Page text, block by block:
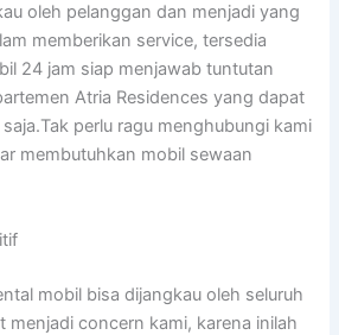
oleh pelanggan dan menjadi yang
memberikan service, tersedia
24 jam siap menjawab tuntutan
Atria Residences yang dapat
perlu ragu menghubungi kami
membutuhkan mobil sewaan
mobil bisa dijangkau oleh seluruh
menjadi concern kami, karena inilah